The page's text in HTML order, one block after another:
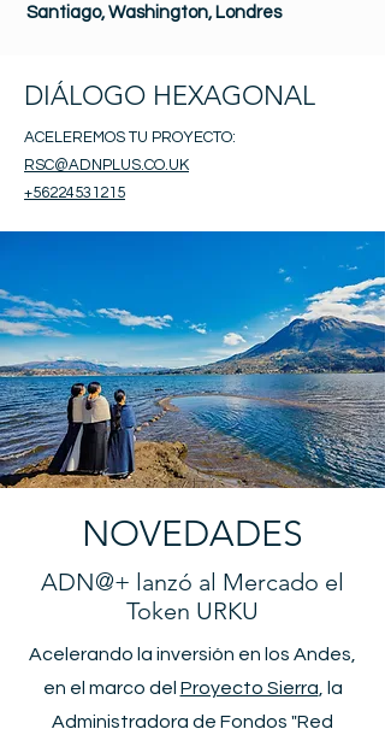
Santiago, Washington, Londres
DIÁLOGO HEXAGONAL
ACELEREMOS TU PROYECTO:
RSC@ADNPLUS.CO.UK
+56224531215
NOVEDADES
ADN@+ lanzó al Mercado el
Token URKU
Acelerando la inversión en los Andes,
en el marco del Proyecto Sierra , la
Administradora de Fondos "Red